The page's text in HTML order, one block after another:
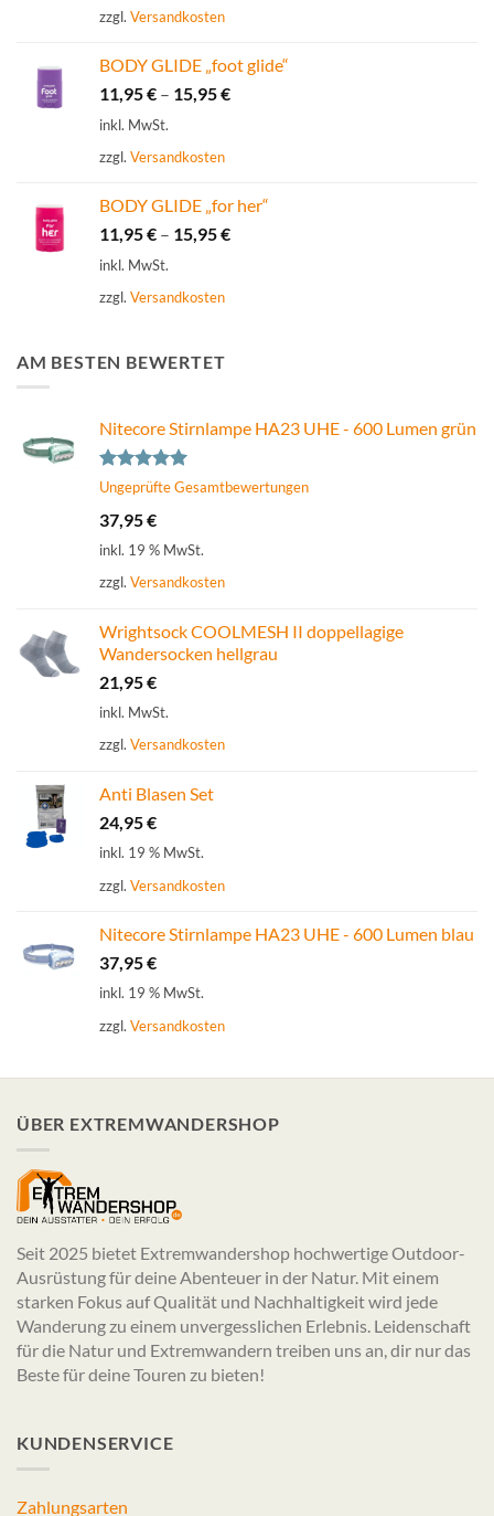
zzgl. Versandkosten
BODY GLIDE „foot glide“
11,95€ – 15,95€
inkl. MwSt.
zzgl. Versandkosten
BODY GLIDE „for her“
11,95€ – 15,95€
inkl. MwSt.
zzgl. Versandkosten
AM BESTEN BEWERTET
Nitecore Stirnlampe HA23 UHE - 600 Lumen grün
Bewertet
von 5
Ungeprüfte Gesamtbewertungen
37,95€
inkl. 19 % MwSt.
zzgl. Versandkosten
Wrightsock COOLMESH II doppellagige
Wandersocken hellgrau
21,95€
inkl. MwSt.
zzgl. Versandkosten
Anti Blasen Set
24,95€
inkl. 19 % MwSt.
zzgl. Versandkosten
Nitecore Stirnlampe HA23 UHE - 600 Lumen blau
37,95€
inkl. 19 % MwSt.
zzgl. Versandkosten
ÜBER EXTREMWANDERSHOP
Seit 2025 bietet Extremwandershop hochwertige Outdoor-
Ausrüstung für deine Abenteuer in der Natur. Mit einem
starken Fokus auf Qualität und Nachhaltigkeit wird jede
Wanderung zu einem unvergesslichen Erlebnis. Leidenschaft
für die Natur und Extremwandern treiben uns an, dir nur das
Beste für deine Touren zu bieten!
KUNDENSERVICE
Zahlungsarten